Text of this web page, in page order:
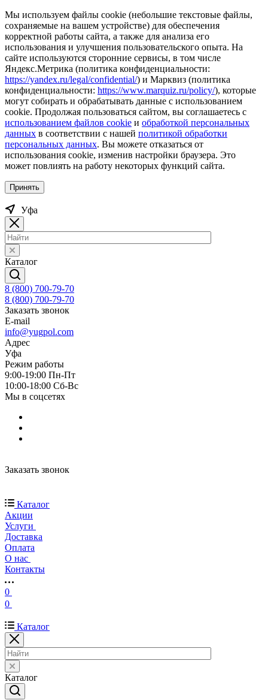
Мы используем файлы cookie (небольшие текстовые файлы,
сохраняемые на вашем устройстве) для обеспечения
корректной работы сайта, а также для анализа его
использования и улучшения пользовательского опыта. На
сайте используются сторонние сервисы, в том числе
Яндекс.Метрика (политика конфиденциальности:
https://yandex.ru/legal/confidential/) и Марквиз (политика
конфиденциальности: https://www.marquiz.ru/policy/), которые
могут собирать и обрабатывать данные с использованием
cookie. Продолжая пользоваться сайтом, вы соглашаетесь с
использованием файлов cookie и обработкой персональных
данных в соответствии с нашей политикой обработки
персональных данных. Вы можете отказаться от
использования cookie, изменив настройки браузера. Это
может повлиять на работу некоторых функций сайта.
Принять
Уфа
Каталог
8 (800) 700-79-70
8 (800) 700-79-70
Заказать звонок
E-mail
info@yugpol.com
Адрес
Уфа
Режим работы
9:00-19:00 Пн-Пт
10:00-18:00 Cб-Вс
Мы в соцсетях
Заказать звонок
Каталог
Акции
Услуги
Доставка
Оплата
О нас
Контакты
0
0
Каталог
Каталог